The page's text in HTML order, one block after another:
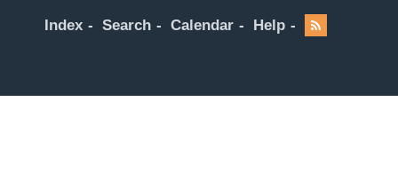
Index Search Calendar Help